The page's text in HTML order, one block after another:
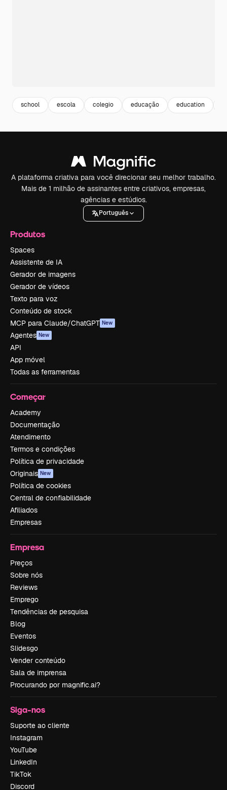
school escola colegio educação education
A plataforma criativa para você direcionar seu melhor trabalho.
Mais de 1 milhão de assinantes entre criativos, empresas,
agências e estúdios.
Português
Produtos
Spaces
Assistente de IA
Gerador de imagens
Gerador de vídeos
Texto para voz
Conteúdo de stock
MCP para Claude/ChatGPT New
Agentes New
API
App móvel
Todas as ferramentas
Começar
Academy
Documentação
Atendimento
Termos e condições
Política de privacidade
Originais New
Política de cookies
Central de confiabilidade
Afiliados
Empresas
Empresa
Preços
Sobre nós
Reviews
Emprego
Tendências de pesquisa
Blog
Eventos
Slidesgo
Vender conteúdo
Sala de imprensa
Procurando por magnific.ai?
Siga-nos
Suporte ao cliente
Instagram
YouTube
LinkedIn
TikTok
Discord